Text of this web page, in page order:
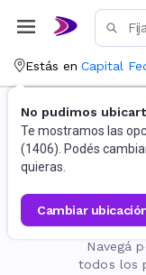
Estás en Capital
No pudimos
Te mostramos las
(1406). Podés
quieras.
cambiar
La
Navegá
todos los